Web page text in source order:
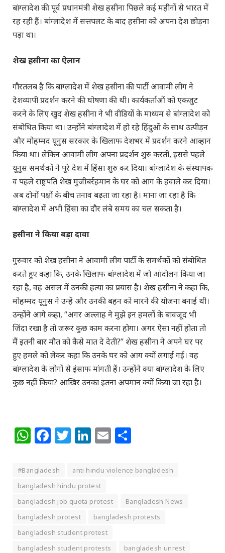
बांग्लादेश की पूर्व प्रधानमंत्री शेख हसीना पिछले कई महीनों से भारत में
रह रही हैं। बांग्लादेश में सत्तपलट के बाद हसीना को अपना देश छोड़ना
पड़ा था।
शेख हसीना का ऐलान
गौरतलब है कि बांग्लादेश में शेख हसीना की पार्टी आवामी लीग ने
देशव्यापी प्रदर्शन करने की घोषणा की थी। कार्यकर्ताओं को एकजुट
करने के लिए खुद शेख हसीना ने भी वीडियों के माध्यम से बांग्लादेश को
संबोधित किया था। उन्होंने बांग्लादेश में हो रहे हिंदुओं के साथ उत्पीड़न
और मोहम्मद यूनुस सरकार के खिलाफ देशभर में प्रदर्शन करने आव्हान
किया था। लेकिन आवामी लीग अपना प्रदर्शन शुरु करती, इससे पहले
यूनुस समर्थकों ने पूरे देश में हिंसा शुरु कर दिया। बांग्लादेश के संस्थापक
व पहले राष्ट्रपति शेख मुजीबर्रहमान के घर को आग के हवाले कर दिया।
अब दोनों पक्षों के बीच तनाव बढ़ता जा रहा है। माना जा रहा है कि
बांग्लादेश में अभी हिंसा का दौर लंबे समय का चल सकता है।
हसीना ने किया बड़ा दावा
गुरुवार को शेख हसीना ने आवामी लीग पार्टी के समर्थकों को संबोधित
करते हुए कहा कि, उनके खिलाफ बांग्लादेश में जो आंदोलन किया जा
रहा है, वह असल में उनकी हत्या का प्रयास है। शेख हसीना ने कहा कि,
मोहम्मद यूनुस ने उन्हें और उनकी बहन को मारने की योजना बनाई थी।
उन्होंने आगे कहा, “अगर अल्लाह ने मुझे इन हमलों के बावजूद भी
जिंदा रखा है तो जरूर कुछ काम करना होगा। अगर ऐसा नहीं होता तो
मैं इतनी बार मौत को कैसे मात दे देती?” शेख हसीना ने अपने घर पर
हुए हमले को लेकर कहा कि उनके घर को आग क्यों लगाई गई। वह
बांग्लादेश के लोगों से इंसाफ मांगती हैं। उन्होंने क्या बांग्लादेश के लिए
कुछ नहीं किया? आखिर उनका इतना अपमान क्यों किया जा रहा है।
WhatsApp
Facebook
Twitter
LinkedIn
Email
#Bangladesh
anti hindu violence bangladesh
bangladesh hindu protest
bangladesh job quota protest
Bangladesh News
bangladesh protest
bangladesh protests
bangladesh student protest
bangladesh student protests
bangladesh unrest